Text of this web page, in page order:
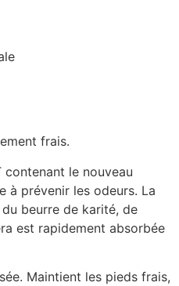
frais.
contenant le nouveau
à prévenir les odeurs. La
beurre de karité, de
est rapidement absorbée
Maintient les pieds frais,